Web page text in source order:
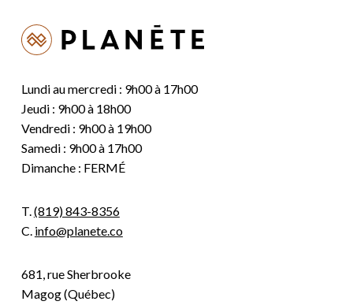
Lundi au mercredi : 9h00 à 17h00
Jeudi : 9h00 à 18h00
Vendredi : 9h00 à 19h00
Samedi : 9h00 à 17h00
Dimanche : FERMÉ
T.(819) 843-8356
C. info@planete.co
681, rue Sherbrooke
Magog (Québec)